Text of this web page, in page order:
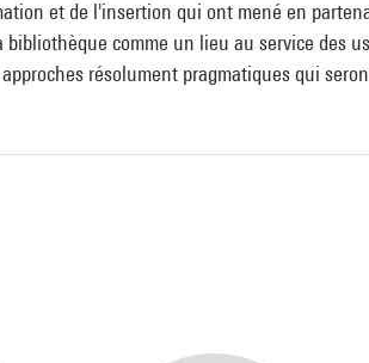
et de l'insertion qui ont mené en
comme un lieu au service des
résolument pragmatiques qui